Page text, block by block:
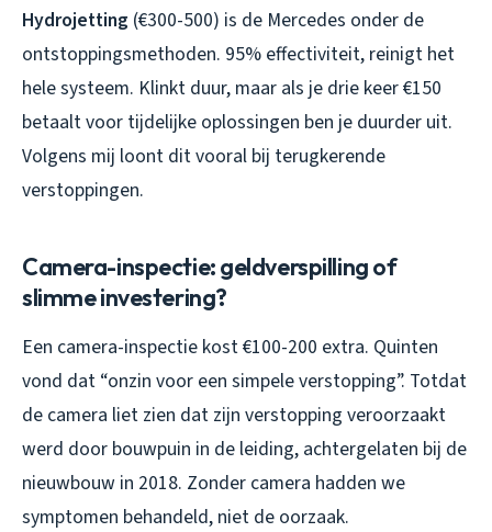
Hydrojetting (€300-500) is de Mercedes onder de
ontstoppingsmethoden. 95% effectiviteit, reinigt het
hele systeem. Klinkt duur, maar als je drie keer €150
betaalt voor tijdelijke oplossingen ben je duurder uit.
Volgens mij loont dit vooral bij terugkerende
verstoppingen.
Camera-inspectie: geldverspilling of
slimme investering?
Een camera-inspectie kost €100-200 extra. Quinten
vond dat “onzin voor een simpele verstopping”. Totdat
de camera liet zien dat zijn verstopping veroorzaakt
werd door bouwpuin in de leiding, achtergelaten bij de
nieuwbouw in 2018. Zonder camera hadden we
symptomen behandeld, niet de oorzaak.